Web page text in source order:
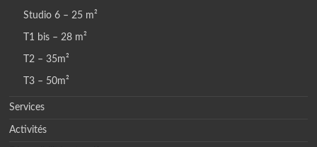
Studio 6 – 25 m²
T1 bis – 28 m²
T2 – 35m²
T3 – 50m²
Services
Activités